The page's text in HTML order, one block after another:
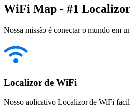
WiFi Map - #1
Nossa missão é conectar o mundo em
Localizor de WiFi
Nosso aplicativo Localizor de WiFi